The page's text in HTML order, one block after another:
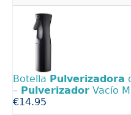
Botella Pulverizadora
– Pulverizador Vacío
€14.95